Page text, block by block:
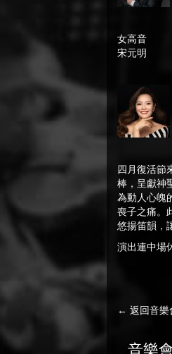
女高音
宋元明
四月復活節
棒，呈獻神
為動人心魄
喪子之痛。
悠揚笛韻，
演出連中場
← 返回音樂
音樂